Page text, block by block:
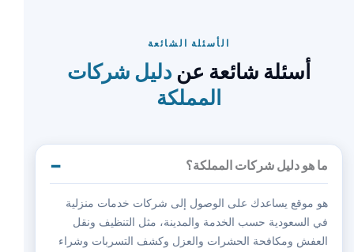
الأسئلة الشائعة
أسئلة شائعة عن دليل شركات
المملكة
ما هو دليل شركات المملكة؟
هو موقع يساعدك على الوصول إلى شركات خدمات منزلية
في السعودية حسب الخدمة والمدينة، مثل التنظيف ونقل
العفش ومكافحة الحشرات والعزل وكشف التسربات وشراء